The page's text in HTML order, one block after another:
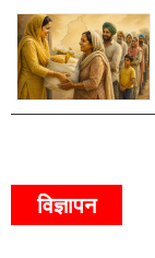
विज्ञापन